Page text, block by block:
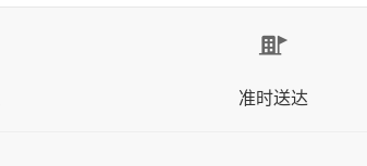
准时送达